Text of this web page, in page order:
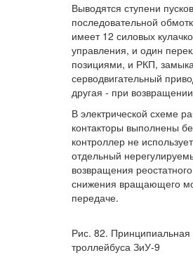
Выводятся ступени
последовательной
имеет 12 силовых
управления, и один
позициями, и РКП,
серводвигательный
другая - при
В электрической схеме
контакторы выполнены
контроллер не
отдельный
возвращения
снижения вращающего
передаче.
Рис. 82. Принципиальная
троллейбуса ЗиУ-9